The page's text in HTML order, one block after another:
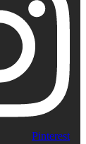
Pinterest